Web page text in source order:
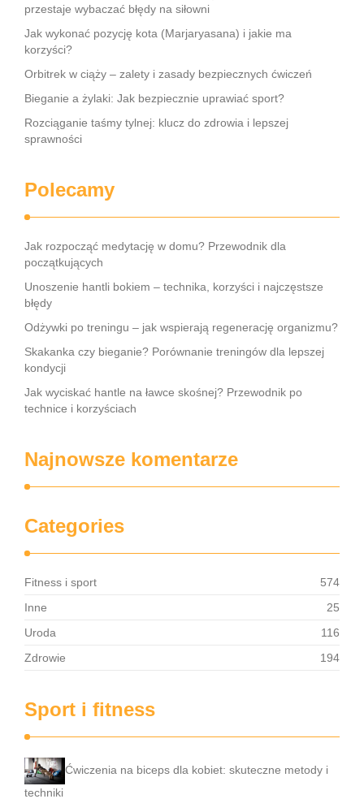
przestaje wybaczać błędy na siłowni
Jak wykonać pozycję kota (Marjaryasana) i jakie ma
korzyści?
Orbitrek w ciąży – zalety i zasady bezpiecznych ćwiczeń
Bieganie a żylaki: Jak bezpiecznie uprawiać sport?
Rozciąganie taśmy tylnej: klucz do zdrowia i lepszej
sprawności
Polecamy
Jak rozpocząć medytację w domu? Przewodnik dla
początkujących
Unoszenie hantli bokiem – technika, korzyści i najczęstsze
błędy
Odżywki po treningu – jak wspierają regenerację organizmu?
Skakanka czy bieganie? Porównanie treningów dla lepszej
kondycji
Jak wyciskać hantle na ławce skośnej? Przewodnik po
technice i korzyściach
Najnowsze komentarze
Categories
Fitness i sport
574
Inne
25
Uroda
116
Zdrowie
194
Sport i fitness
Ćwiczenia na biceps dla kobiet: skuteczne metody i
techniki